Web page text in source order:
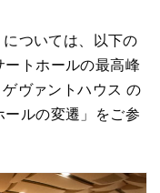
ついては、以下の
トホールの最高峰
ヴァントハウス の
ルの変遷」をご参